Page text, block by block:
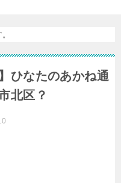
ひなたのあかね通
北区？